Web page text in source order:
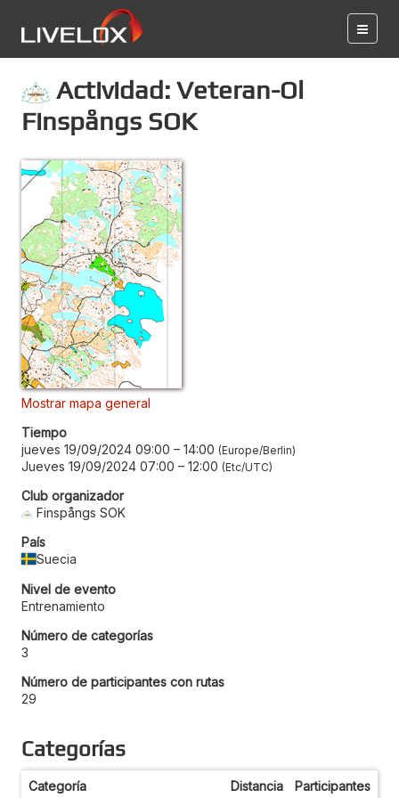
Actividad: Veteran-Ol
Finspångs SOK
Mostrar mapa general
Tiempo
jueves 19/09/2024 09:00 – 14:00 Europe/Berlin
Jueves 19/09/2024 07:00 – 12:00 Etc/UTC
Club organizador
Finspångs SOK
País
Suecia
Nivel de evento
Entrenamiento
Número de categorías
3
Número de participantes con rutas
29
Categorías
Categoría Distancia Participantes